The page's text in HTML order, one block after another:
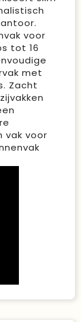
voor
tot 16
met
Zacht
vak voor